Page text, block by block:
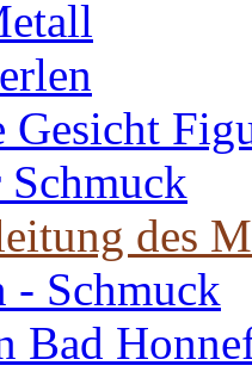
Gesicht
des
- Schmuck
Bad